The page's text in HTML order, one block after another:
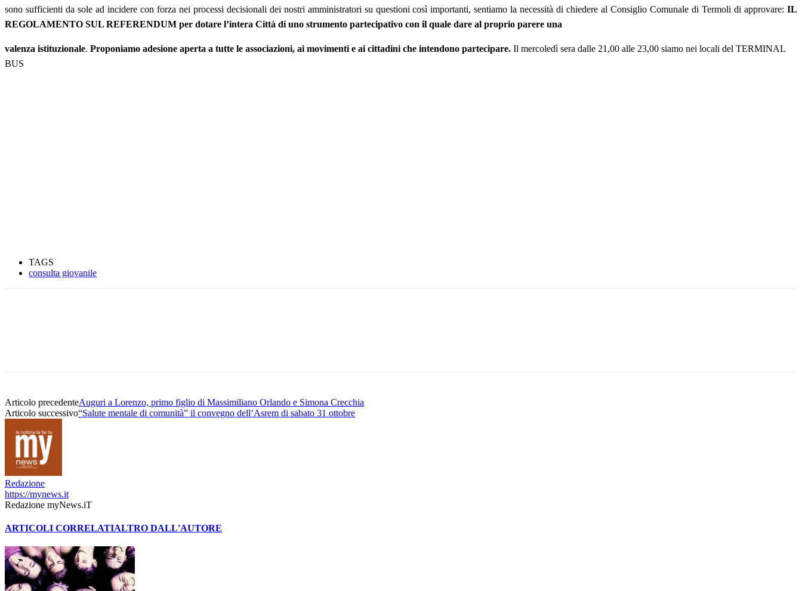
sono sufficienti da sole ad incidere con forza nei processi decisionali dei nostri amministratori su questioni così importanti, sentiamo la necessità di chiedere al Consiglio Comunale di Termoli di approvare: IL
REGOLAMENTO SUL REFERENDUM per dotare l’intera Città di uno strumento partecipativo con il quale dare al proprio parere una
valenza istituzionale. Proponiamo adesione aperta a tutte le associazioni, ai movimenti e ai cittadini che intendono partecipare. Il mercoledì sera dalle 21,00 alle 23,00 siamo nei locali del TERMINAL
BUS
TAGS
consulta giovanile
Articolo precedenteAuguri a Lorenzo, primo figlio di Massimiliano Orlando e Simona Crecchia
Articolo successivo“Salute mentale di comunità” il convegno dell’Asrem di sabato 31 ottobre
Redazione
https://mynews.it
Redazione myNews.iT
ARTICOLI CORRELATIALTRO DALL'AUTORE